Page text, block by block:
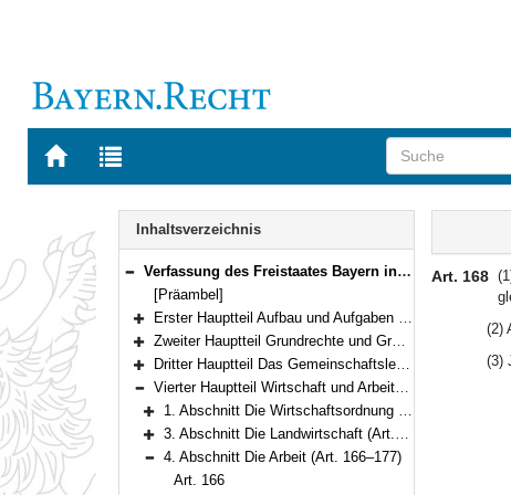
Zur
BAYERN.RECHT
Zur
letzten
Navigation
Inhaltsverzeichnis
Bereich reduzieren
Verfassung des Freistaates Bayern in der Fassung der Bekanntmachung vom 15. Dezember 1998 (GVBl. S. 991, 992) BayRS 100-1-I (Art. 1–188)
[Präambel]
Bereich erweitern
Erster Hauptteil Aufbau und Aufgaben des Staates (Art. 1–97)
Bereich erweitern
Zweiter Hauptteil Grundrechte und Grundpflichten (Art. 98–123)
Bereich erweitern
Dritter Hauptteil Das Gemeinschaftsleben (Art. 124–150)
Bereich reduzieren
Vierter Hauptteil Wirtschaft und Arbeit (Art. 151–177)
Bereich erweitern
1. Abschnitt Die Wirtschaftsordnung (Art. 151–162)
Bereich erweitern
3. Abschnitt Die Landwirtschaft (Art. 163–165)
Bereich reduzieren
4. Abschnitt Die Arbeit (Art. 166–177)
Art. 166
Art. 168
(2)
(3)